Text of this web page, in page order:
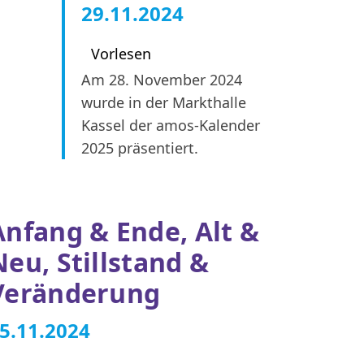
29.11.2024
Vorlesen
Am 28. November 2024
wurde in der Markthalle
Kassel der amos-Kalender
2025 präsentiert.
& Ende, Alt &
Stillstand &